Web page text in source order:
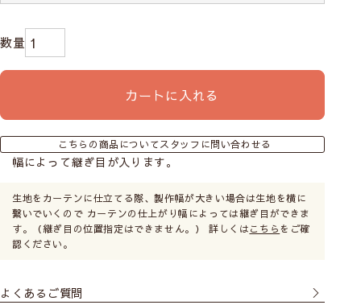
カートに入れる
こちらの商品についてスタッフに問い合わせる
幅によって継ぎ目が入ります。
生地をカーテンに仕立てる際、製作幅が大きい場合は生地を横に
繋いでいくので カーテンの仕上がり幅によっては継ぎ目ができま
す。（継ぎ目の位置指定はできません。） 詳しくはこちら をご確
認ください。
よくあるご質問